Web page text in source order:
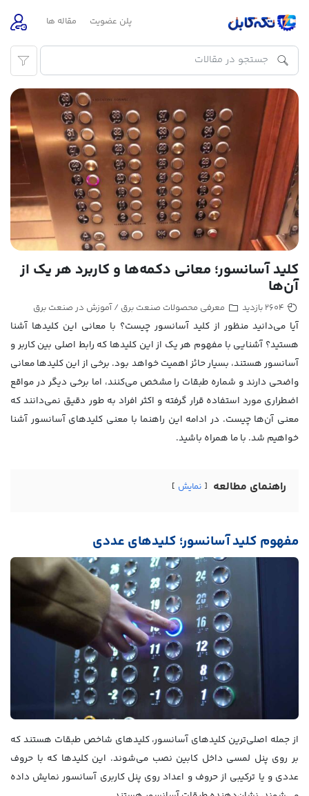
پلن عضویت مقاله ها
کلید آسانسور؛ معانی دکمه‌ها و کاربرد هر یک از
آن‌ها
معرفی محصولات صنعت برق /آموزش در صنعت برق
آیا می‌دانید منظور از کلید آسانسور چیست؟ با معانی این کلیدها آشنا
هستید؟ آشنایی با مفهوم هر یک از این کلیدها که رابط اصلی بین کاربر و
آسانسور هستند، بسیار حائز اهمیت خواهد بود. برخی از این کلیدها معانی
واضحی دارند و شماره طبقات را مشخص می‌کنند، اما برخی دیگر در مواقع
اضطراری مورد استفاده قرار گرفته و اکثر افراد به طور دقیق نمی‌دانند که
معنی آن‌ها چیست. در ادامه این راهنما با معنی کلیدهای آسانسور آشنا
خواهیم شد. با ما همراه باشید.
راهنمای مطالعه نمایش
مفهوم کلید آسانسور؛ کلیدهای عددی
از جمله اصلی‌ترین کلیدهای آسانسور، کلیدهای شاخص طبقات هستند که
بر روی پنل لمسی داخل کابین نصب می‌شوند. این کلیدها که با حروف
عددی و یا ترکیبی از حروف و اعداد روی پنل کاربری آسانسور نمایش داده